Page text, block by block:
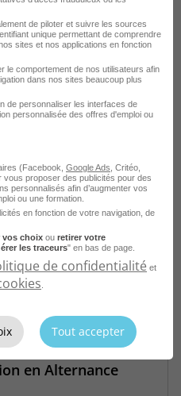
en Hôtellerie -
Saint Brieuc 22
Alternance
en Alternance
de piloter et suivre les sources
unique permettant de comprendre
sites et nos applications en fonction
le comportement de nos utilisateurs afin
dans nos sites beaucoup plus
de personnaliser les interfaces de
personnalisée des offres d'emploi ou
(Facebook, Google Ads , Critéo,
proposer des publicités pour des
personnalisés afin d’augmenter vos
ou une formation.
en fonction de votre navigation, de
vos choix ou retirer votre
les traceurs" en bas de page.
de confidentialité et
Tout accepter